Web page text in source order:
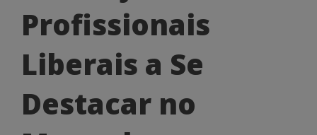
Pode
Ajudar
Profissionais
Liberais
a
Profissionais
Liberais a Se
Destacar no